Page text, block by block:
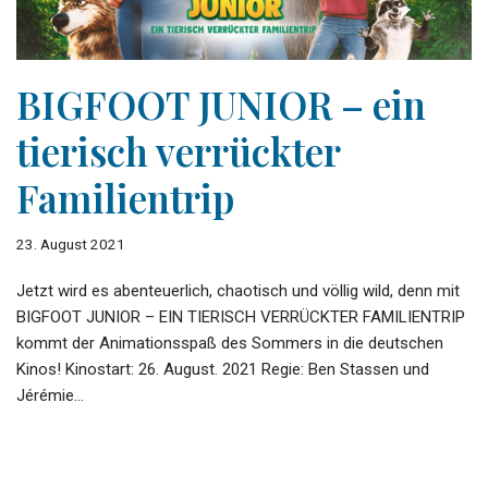
BIGFOOT JUNIOR – ein
tierisch verrückter
Familientrip
23. August 2021
Jetzt wird es abenteuerlich, chaotisch und völlig wild, denn mit
BIGFOOT JUNIOR – EIN TIERISCH VERRÜCKTER FAMILIENTRIP
kommt der Animationsspaß des Sommers in die deutschen
Kinos! Kinostart: 26. August. 2021 Regie: Ben Stassen und
Jérémie…